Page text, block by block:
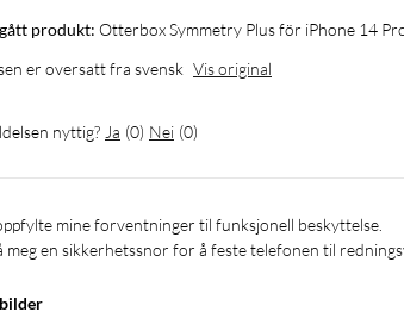
produkt: Otterbox Symmetry Plus för iPhone 14
er oversatt fra svensk Vis original
nyttig? Ja (0) Nei (0)
meg en sikkerhetssnor for å feste telefonen til